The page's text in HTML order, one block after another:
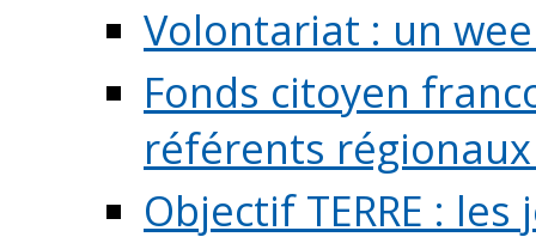
Volontariat : un
Fonds citoyen
référents régionaux
Objectif TERRE :